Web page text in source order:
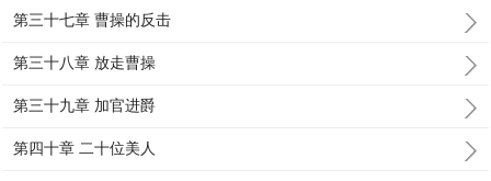
第三十七章 曹操的反击
第三十八章 放走曹操
第三十九章 加官进爵
第四十章 二十位美人